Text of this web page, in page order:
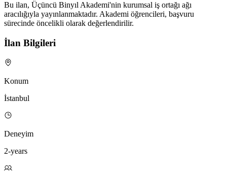
Bu ilan, Üçüncü Binyıl Akademi'nin kurumsal iş ortağı ağı
aracılığıyla yayınlanmaktadır. Akademi öğrencileri, başvuru
sürecinde öncelikli olarak değerlendirilir.
İlan Bilgileri
Konum
İstanbul
Deneyim
2-years